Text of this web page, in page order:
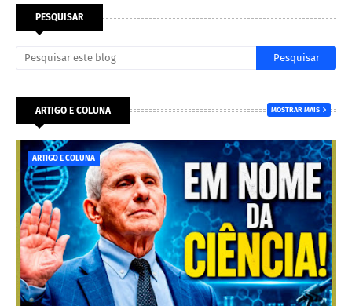
PESQUISAR
ARTIGO E COLUNA MOSTRAR MAIS
ARTIGO E COLUNA